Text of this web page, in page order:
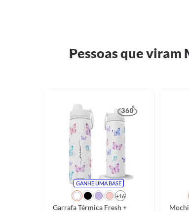
Pessoas que viram
GANHE UMA BASE
+16
Garrafa Térmica Fresh +